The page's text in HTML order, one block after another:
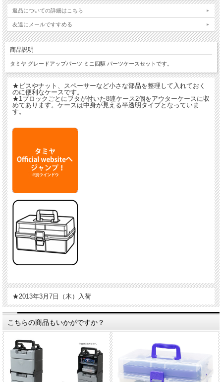
返品についての詳細はこちら
友達にメールですすめる
商品説明
タミヤ グレードアップパーツ ミニ四駆 パーツケースセットです。
★ビスやナット、スペーサーなど小さな部品を整理して入れておく
のに便利なケースです。
★1ブロックごとにフタが付いた8連ケース2個をアウターケースに収
めてあります。ケースは中身が見える半透明タイプとなっていま
す。
★2013年3月7日（木）入荷
こちらの商品もいかがですか？